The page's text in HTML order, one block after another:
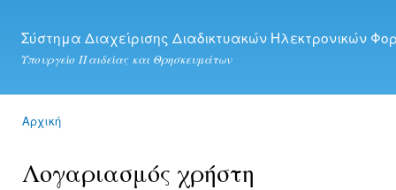
Σύστημα Διαχείρισης Διαδικτυακών Ηλεκτρονικών
Υπουργείο Παιδείας και Θρησκευμάτων
Αρχική
Λογαριασμός χρήστη